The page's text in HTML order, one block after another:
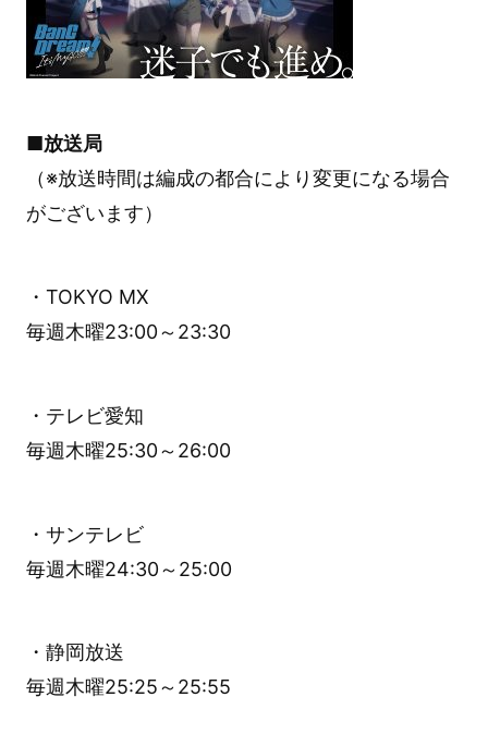
■放送局
（※放送時間は編成の都合により変更になる場合
がございます）
・TOKYO MX
毎週木曜23:00～23:30
・テレビ愛知
毎週木曜25:30～26:00
・サンテレビ
毎週木曜24:30～25:00
・静岡放送
毎週木曜25:25～25:55